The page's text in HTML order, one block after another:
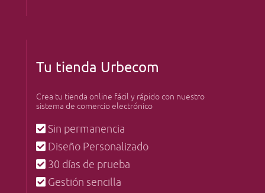
Tu tienda Urbecom
Crea tu tienda online fácil y rápido con nuestro
sistema de comercio electrónico
Sin permanencia
Diseño Personalizado
30 días de prueba
Gestión sencilla